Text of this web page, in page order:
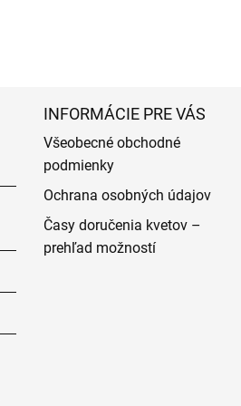
INFORMÁCIE PRE VÁS
Všeobecné obchodné
podmienky
Ochrana osobných údajov
Časy doručenia kvetov –
prehľad možností